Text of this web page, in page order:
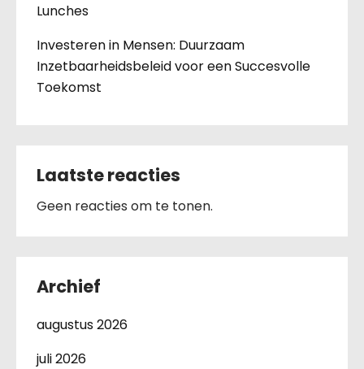
Lunches
Investeren in Mensen: Duurzaam
Inzetbaarheidsbeleid voor een Succesvolle
Toekomst
Laatste reacties
Geen reacties om te tonen.
Archief
augustus 2026
juli 2026